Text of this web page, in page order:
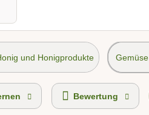
und Honigprodukte Gemüse
Bewertung